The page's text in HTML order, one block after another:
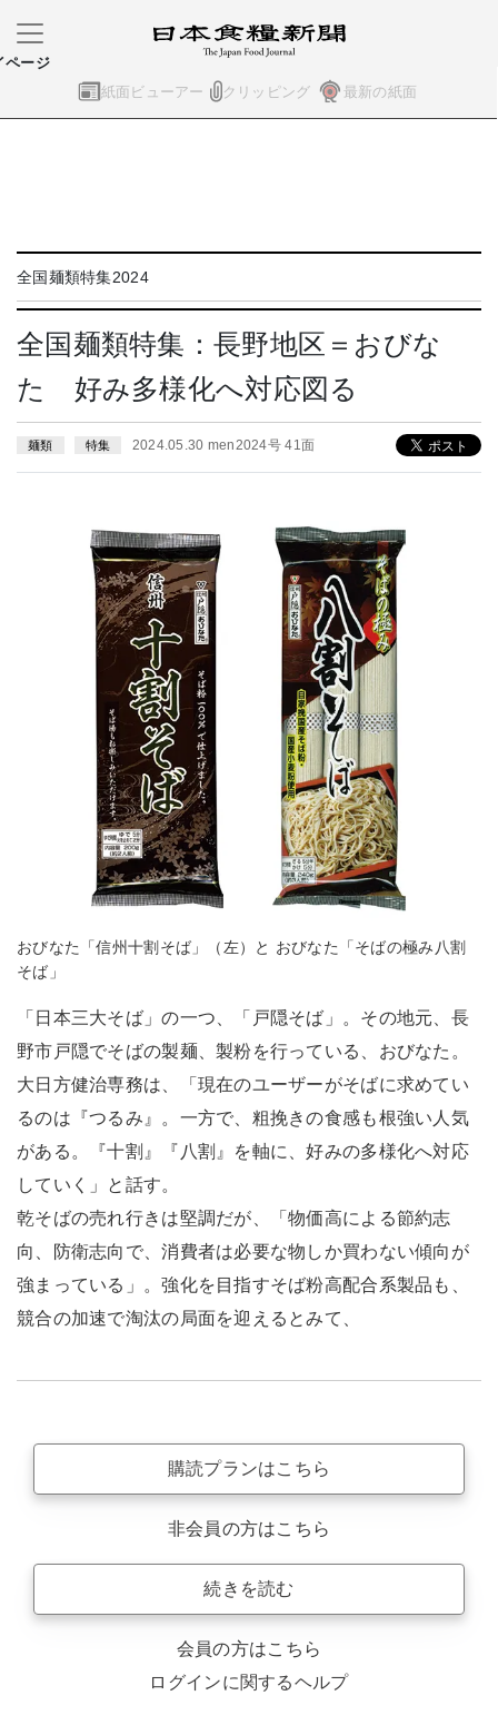
紙面ビューアー クリッピング 最新の紙面
ページ
全国麺類特集2024
全国麺類特集：長野地区＝おびな
た 好み多様化へ対応図る
麺類 特集 2024.05.30 men2024号 41面
おびなた「信州十割そば」（左）と おびなた「そばの極み八割
そば」
「日本三大そば」の一つ、「戸隠そば」。その地元、長
野市戸隠でそばの製麺、製粉を行っている、おびなた。
大日方健治専務は、「現在のユーザーがそばに求めてい
るのは『つるみ』。一方で、粗挽きの食感も根強い人気
がある。『十割』『八割』を軸に、好みの多様化へ対応
していく」と話す。
乾そばの売れ行きは堅調だが、「物価高による節約志
向、防衛志向で、消費者は必要な物しか買わない傾向が
強まっている」。強化を目指すそば粉高配合系製品も、
競合の加速で淘汰の局面を迎えるとみて、
購読プランはこちら
非会員の方はこちら
続きを読む
会員の方はこちら
ログインに関するヘルプ